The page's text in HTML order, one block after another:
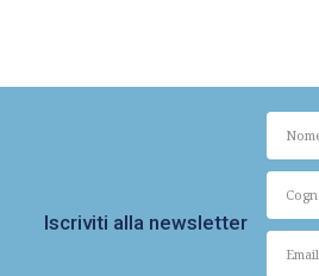
Iscriviti alla newsletter